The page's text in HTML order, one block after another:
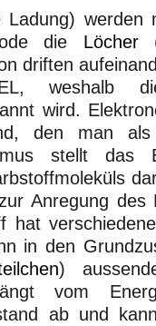
Ladung) werden
die Löcher
driften
weshalb
wird.
den man
stellt das
Anregung des
hat
in den
)
vom
ab und